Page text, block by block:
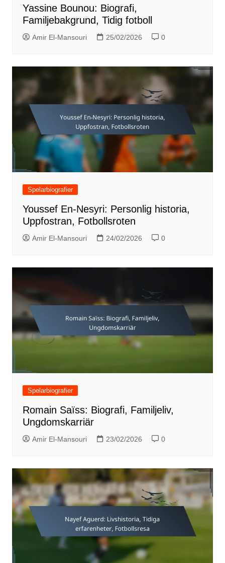
Yassine Bounou: Biografi,
Familjebakgrund, Tidig fotboll
Amir El-Mansouri 25/02/2026 0
Spelarbiografier
Youssef En-Nesyri: Personlig historia,
Uppfostran, Fotbollsroten
Amir El-Mansouri 24/02/2026 0
Spelarbiografier
Romain Saïss: Biografi, Familjeliv,
Ungdomskarriär
Amir El-Mansouri 23/02/2026 0